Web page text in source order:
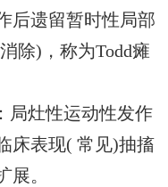
后遗留暂时性局部
除)，称为Todd瘫
局灶性运动性发作
床表现( 常见)抽搐
展。